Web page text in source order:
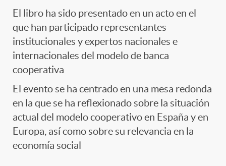
El libro ha sido presentado en un acto en el
que han participado representantes
institucionales y expertos nacionales e
internacionales del modelo de banca
cooperativa
El evento se ha centrado en una mesa redonda
en la que se ha reflexionado sobre la situación
actual del modelo cooperativo en España y en
Europa, así como sobre su relevancia en la
economía social